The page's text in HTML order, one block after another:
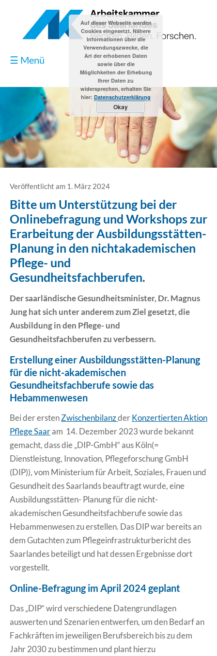
☰ Menü
Blog
Kontakt
Datenschutzerklärung
Erklärung Barrierefreiheit
Veröffentlicht am 1. März 2024
Bitte um Unterstützung bei der
Onlinebefragung und Workshops zur
Erarbeitung der Ausbildungsstätten-
Planung in den nichtakademischen
Pflege- und
Gesundheitsfachberufen.
Der saarländische Gesundheitsminister, Dr. Magnus
Jung hat sich unter anderem zum Ziel gesetzt, die
Ausbildung in den Pflege- und
Gesundheitsfachberufen zu verbessern.
Erstellung einer Ausbildungsstätten-Planung
für die nicht-akademischen
Gesundheitsfachberufe sowie das
Hebammenwesen
Bei der erstenZwischenbilanzderKonzertierten Aktion
Pflege Saaram 14. Dezember 2023 wurde bekannt
gemacht, dass die „DIP-GmbH“ aus Köln(=
Dienstleistung, Innovation, Pflegeforschung GmbH
(DIP)), vom Ministerium für Arbeit, Soziales, Frauen und
Gesundheit des Saarlands beauftragt wurde, eine
Ausbildungsstätten- Planung für die nicht-
akademischen Gesundheitsfachberufe sowie das
Hebammenwesen zu erstellen. Das DIP war bereits an
dem Gutachten zum Pflegeinfrastrukturbericht des
Saarlandes beteiligt und hat dessen Ergebnisse dort
vorgestellt.
Online-Befragung im April 2024 geplant
Das „DIP“ wird verschiedene Datengrundlagen
auswerten und Szenarien entwerfen, um den Bedarf an
Fachkräften im jeweiligen Berufsbereich bis zu dem
Jahr 2030 zu bestimmen und plant hierzu
Auf dieser Webseite werden
Cookies eingesetzt. Nähere
Informationen über die
Verwendungszwecke, die
Art der erhobenen Daten
sowie über die
Möglichkeiten der Erhebung
Ihrer Daten zu
widersprechen, erhalten Sie
hier: Datenschutzerklärung
Okay